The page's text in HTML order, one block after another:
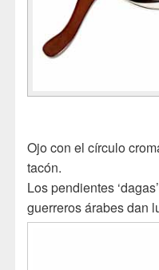
Ojo con el círculo
tacón.
Los pendientes
guerreros árabes dan